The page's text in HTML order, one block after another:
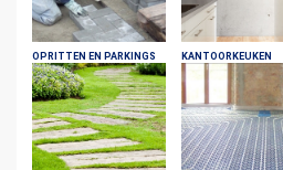
OPRITTEN EN PARKINGS KANTOORKEUKEN